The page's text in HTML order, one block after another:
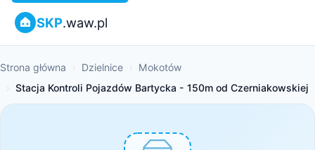
SKP.waw.pl
Strona główna Dzielnice
Mokotów
Stacja Kontroli Pojazdów Bartycka - 150m od Czerniakowskiej